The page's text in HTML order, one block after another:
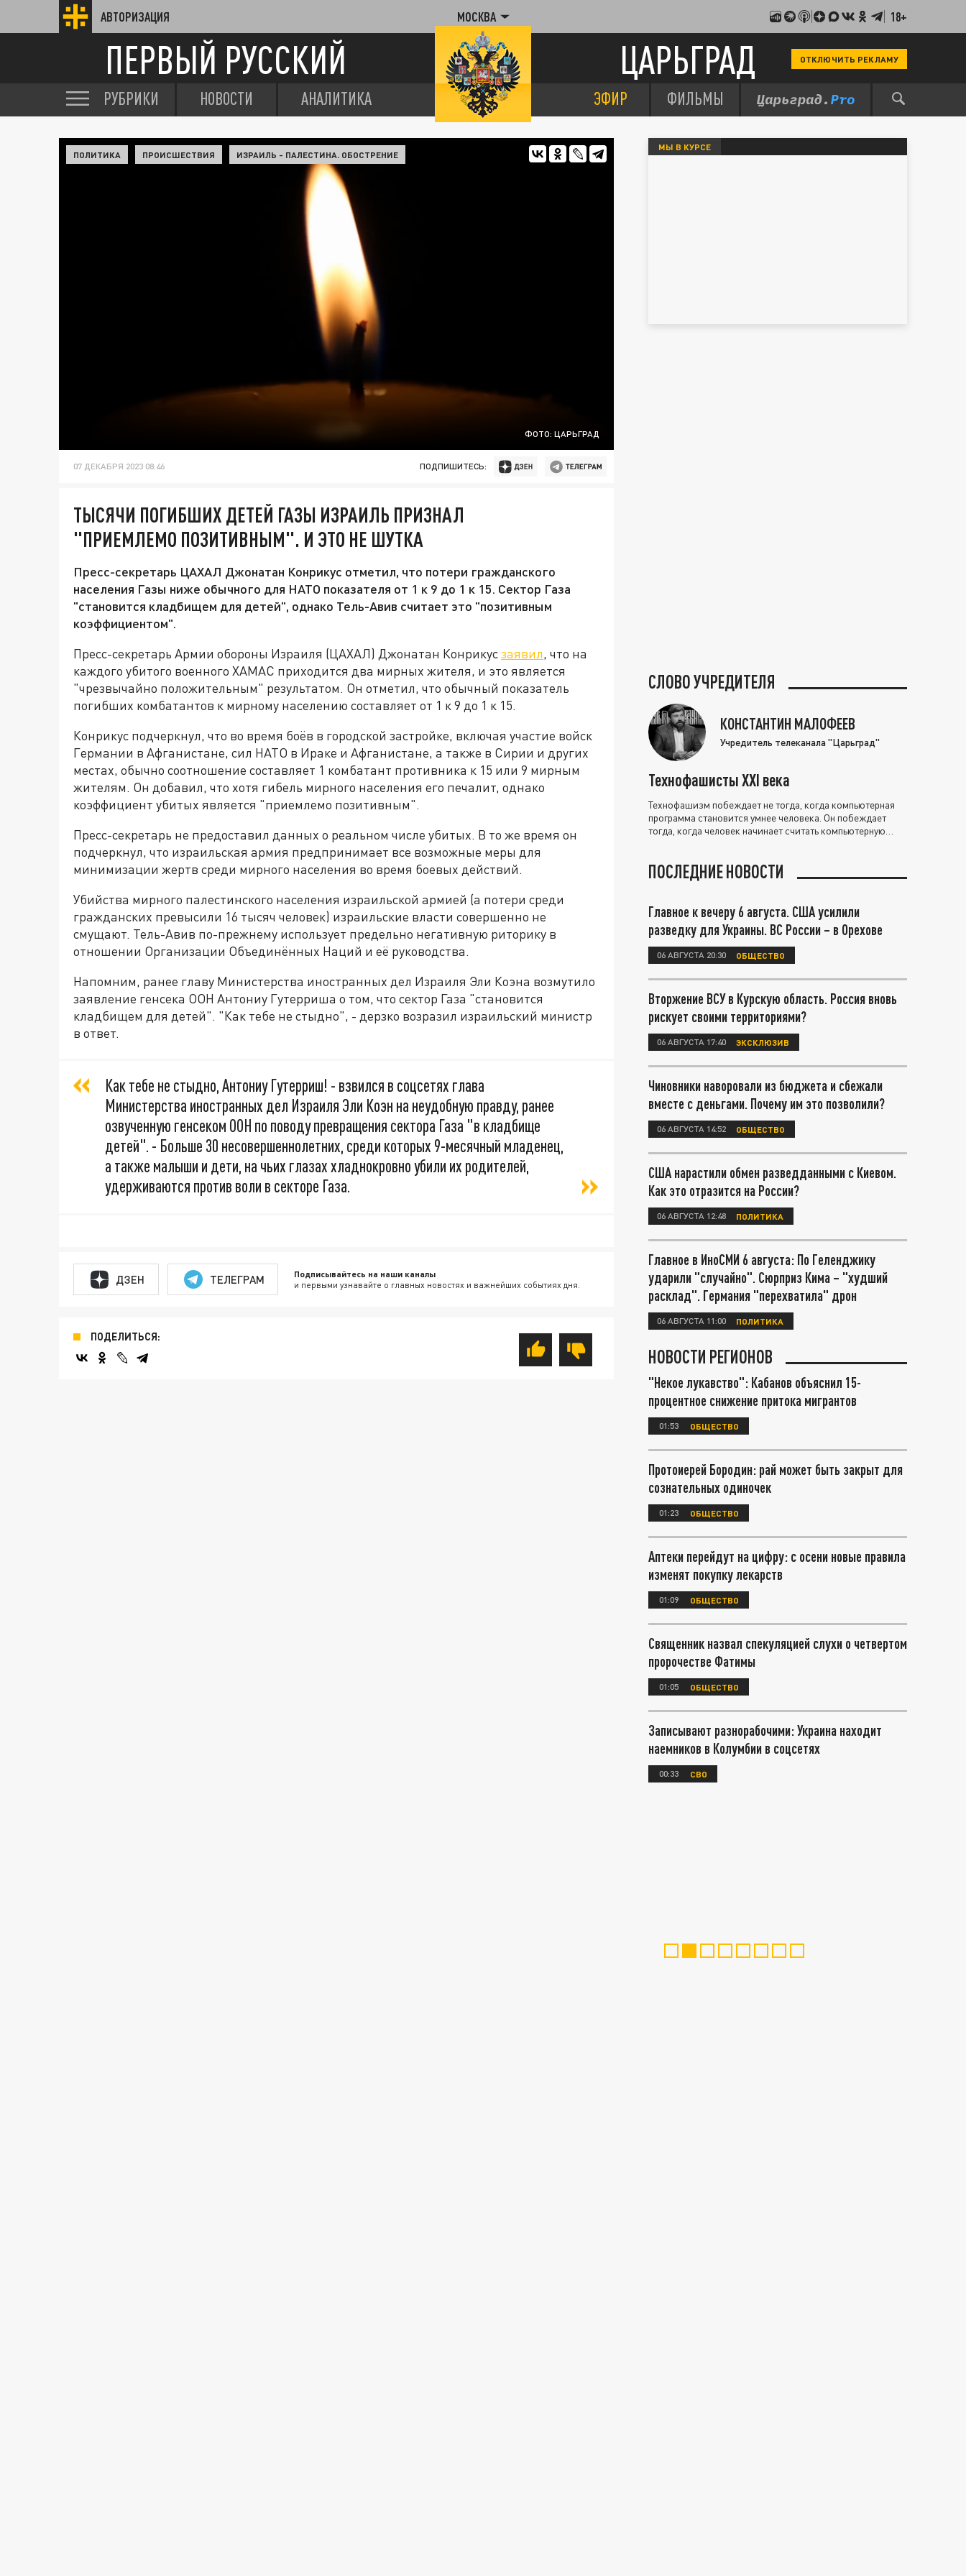
АВТОРИЗАЦИЯ МОСКВА 18+
ПЕРВЫЙ РУССКИЙ ЦАРЬГРАД ОТКЛЮЧИТЬ РЕКЛАМУ
РУБРИКИ НОВОСТИ АНАЛИТИКА ЭФИР ФИЛЬМЫ
ФОТО: ЦАРЬГРАД
ПОЛИТИКА ПРОИСШЕСТВИЯ ИЗРАИЛЬ - ПАЛЕСТИНА. ОБОСТРЕНИЕ
07 ДЕКАБРЯ 2023 08:46 ПОДПИШИТЕСЬ:
ТЫСЯЧИ ПОГИБШИХ ДЕТЕЙ ГАЗЫ ИЗРАИЛЬ ПРИЗНАЛ
"ПРИЕМЛЕМО ПОЗИТИВНЫМ". И ЭТО НЕ ШУТКА
Пресс-секретарь ЦАХАЛ Джонатан Конрикус отметил, что потери гражданского
населения Газы ниже обычного для НАТО показателя от 1 к 9 до 1 к 15. Сектор Газа
"становится кладбищем для детей", однако Тель-Авив считает это "позитивным
коэффициентом".
Пресс-секретарь Армии обороны Израиля (ЦАХАЛ) Джонатан Конрикусзаявил, что на
каждого убитого военного ХАМАС приходится два мирных жителя, и это является
"чрезвычайно положительным" результатом. Он отметил, что обычный показатель
погибших комбатантов к мирному населению составляет от 1 к 9 до 1 к 15.
Конрикус подчеркнул, что во время боёв в городской застройке, включая участие войск
Германии в Афганистане, сил НАТО в Ираке и Афганистане, а также в Сирии и других
местах, обычно соотношение составляет 1 комбатант противника к 15 или 9 мирным
жителям. Он добавил, что хотя гибель мирного населения его печалит, однако
коэффициент убитых является "приемлемо позитивным".
Пресс-секретарь не предоставил данных о реальном числе убитых. В то же время он
подчеркнул, что израильская армия предпринимает все возможные меры для
минимизации жертв среди мирного населения во время боевых действий.
Убийства мирного палестинского населения израильской армией (а потери среди
гражданских превысили 16 тысяч человек) израильские власти совершенно не
смущают. Тель-Авив по-прежнему использует предельно негативную риторику в
отношении Организации Объединённых Наций и её руководства.
Напомним, ранее главу Министерства иностранных дел Израиля Эли Коэна возмутило
заявление генсека ООН Антониу Гутерриша о том, что сектор Газа "становится
кладбищем для детей". "Как тебе не стыдно", - дерзко возразил израильский министр
в ответ.
Как тебе не стыдно, Антониу Гутерриш! - взвился в соцсетях глава
Министерства иностранных дел Израиля Эли Коэн на неудобную правду, ранее
озвученную генсеком ООН по поводу превращения сектора Газа "в кладбище
детей". - Больше 30 несовершеннолетних, среди которых 9-месячный младенец,
а также малыши и дети, на чьих глазах хладнокровно убили их родителей,
удерживаются против воли в секторе Газа.
ДЗЕН ТЕЛЕГРАМ Подписывайтесь на наши каналы
и первыми узнавайте о главных новостях и важнейших событиях дня.
ПОДЕЛИТЬСЯ:
МЫ В КУРСЕ
СЛОВО УЧРЕДИТЕЛЯ
КОНСТАНТИН МАЛОФЕЕВ
Учредитель телеканала "Царьград"
Технофашисты XXI века
Технофашизм побеждает не тогда, когда компьютерная
программа становится умнее человека. Он побеждает
тогда, когда человек начинает считать компьютерную
ПОСЛЕДНИЕ НОВОСТИ
Главное к вечеру 6 августа. США усилили
разведку для Украины. ВС России – в Орехове
06 АВГУСТА 20:30 ОБЩЕСТВО
Вторжение ВСУ в Курскую область. Россия вновь
рискует своими территориями?
06 АВГУСТА 17:40 ЭКСКЛЮЗИВ
Чиновники наворовали из бюджета и сбежали
вместе с деньгами. Почему им это позволили?
06 АВГУСТА 14:52 ОБЩЕСТВО
США нарастили обмен разведданными с Киевом.
Как это отразится на России?
06 АВГУСТА 12:48 ПОЛИТИКА
Главное в ИноСМИ 6 августа: По Геленджику
ударили "случайно". Сюрприз Кима – "худший
расклад". Германия "перехватила" дрон
06 АВГУСТА 11:00 ПОЛИТИКА
НОВОСТИ РЕГИОНОВ
"Некое лукавство": Кабанов объяснил 15-
процентное снижение притока мигрантов
01:53 ОБЩЕСТВО
Протоиерей Бородин: рай может быть закрыт для
сознательных одиночек
01:23 ОБЩЕСТВО
Аптеки перейдут на цифру: с осени новые правила
изменят покупку лекарств
01:09 ОБЩЕСТВО
Священник назвал спекуляцией слухи о четвертом
пророчестве Фатимы
01:05 ОБЩЕСТВО
Записывают разнорабочими: Украина находит
наемников в Колумбии в соцсетях
00:33 СВО